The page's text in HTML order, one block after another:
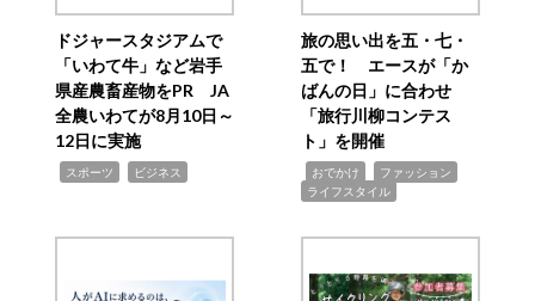
ドジャースタジアムで
「いわて牛」など岩手
県産農畜産物をPR JA
全農いわてが8月10日～
12日に実施
スポーツ ビジネス
旅の思い出を五・七・
五で！ エースが「か
ばんの日」に合わせ
「旅行川柳コンテス
ト」を開催
おでかけ ファッション
ライフスタイル